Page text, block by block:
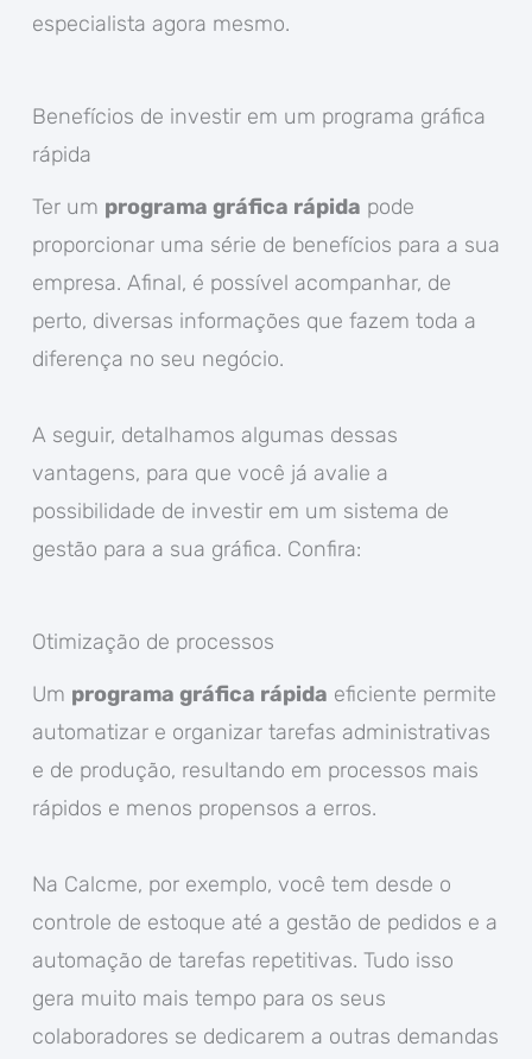
especialista agora mesmo.
Benefícios de investir em um programa gráfica
rápida
Ter um programa gráfica rápida pode
proporcionar uma série de benefícios para a sua
empresa. Afinal, é possível acompanhar, de
perto, diversas informações que fazem toda a
diferença no seu negócio.
A seguir, detalhamos algumas dessas
vantagens, para que você já avalie a
possibilidade de investir em um sistema de
gestão para a sua gráfica. Confira:
Otimização de processos
Um programa gráfica rápida eficiente permite
automatizar e organizar tarefas administrativas
e de produção, resultando em processos mais
rápidos e menos propensos a erros.
Na Calcme, por exemplo, você tem desde o
controle de estoque até a gestão de pedidos e a
automação de tarefas repetitivas. Tudo isso
gera muito mais tempo para os seus
colaboradores se dedicarem a outras demandas